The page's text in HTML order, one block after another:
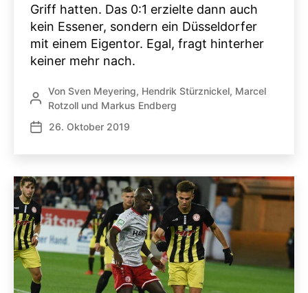
Griff hatten. Das 0:1 erzielte dann auch
kein Essener, sondern ein Düsseldorfer
mit einem Eigentor. Egal, fragt hinterher
keiner mehr nach.
Beitragsautor
Von Sven Meyering, Hendrik Stürznickel, Marcel
Rotzoll und Markus Endberg
Veröffentlichungsdatum
26. Oktober 2019